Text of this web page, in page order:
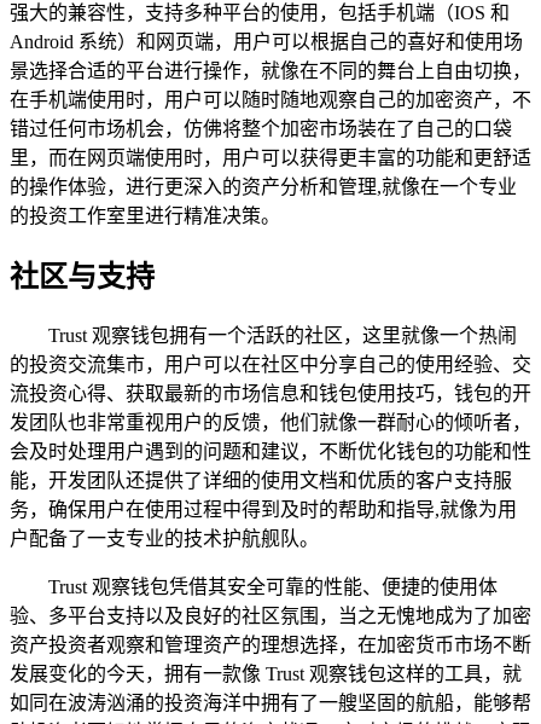
强大的兼容性，支持多种平台的使用，包括手机端（IOS 和
Android 系统）和网页端，用户可以根据自己的喜好和使用场
景选择合适的平台进行操作，就像在不同的舞台上自由切换，
在手机端使用时，用户可以随时随地观察自己的加密资产，不
错过任何市场机会，仿佛将整个加密市场装在了自己的口袋
里，而在网页端使用时，用户可以获得更丰富的功能和更舒适
的操作体验，进行更深入的资产分析和管理,就像在一个专业
的投资工作室里进行精准决策。
社区与支持
Trust 观察钱包拥有一个活跃的社区，这里就像一个热闹
的投资交流集市，用户可以在社区中分享自己的使用经验、交
流投资心得、获取最新的市场信息和钱包使用技巧，钱包的开
发团队也非常重视用户的反馈，他们就像一群耐心的倾听者，
会及时处理用户遇到的问题和建议，不断优化钱包的功能和性
能，开发团队还提供了详细的使用文档和优质的客户支持服
务，确保用户在使用过程中得到及时的帮助和指导,就像为用
户配备了一支专业的技术护航舰队。
Trust 观察钱包凭借其安全可靠的性能、便捷的使用体
验、多平台支持以及良好的社区氛围，当之无愧地成为了加密
资产投资者观察和管理资产的理想选择，在加密货币市场不断
发展变化的今天，拥有一款像 Trust 观察钱包这样的工具，就
如同在波涛汹涌的投资海洋中拥有了一艘坚固的航船，能够帮